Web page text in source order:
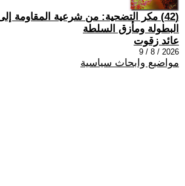
(42) مكر التضحية: من شرعية المقاومة
البطولة ومأزق السلطة
عائد زقوت
2026 / 8 / 9
مواضيع وابحاث سياسية